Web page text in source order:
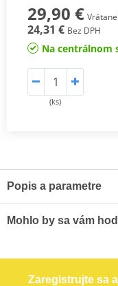
29,90 €
24,31 € Bez DPH
Na centrálnom
(ks)
Popis a parametre
Výrobca
Mohlo by sa vám
Zaregistrujte sa